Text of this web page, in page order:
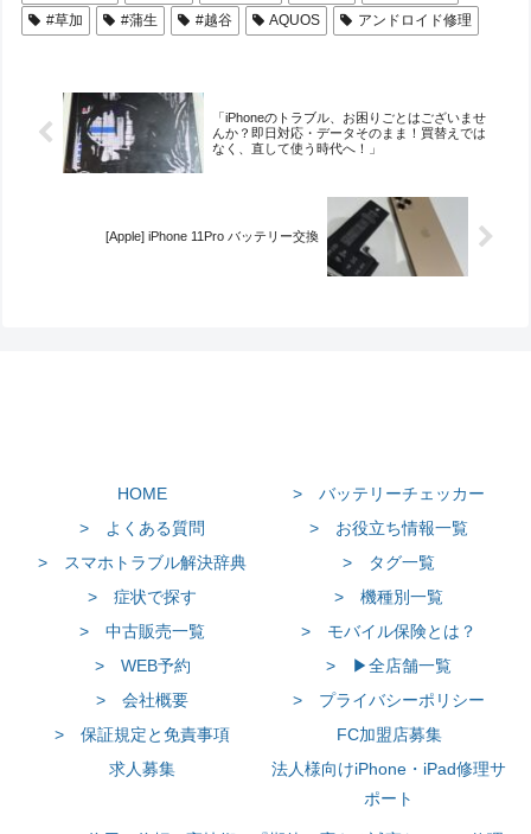
#草加
#蒲生 #越谷 AQUOS アンドロイド修理
「iPhoneのトラブル、お困りごとはございませ
んか？即日対応・データそのまま！買替えでは
なく、直して使う時代へ！」
[Apple] iPhone 11Pro バッテリー交換
HOME
> バッテリーチェッカー
> よくある質問
> お役立ち情報一覧
> スマホトラブル解決辞典
> タグ一覧
> 症状で探す
> 機種別一覧
> 中古販売一覧
> モバイル保険とは？
> WEB予約
> ▶全店舗一覧
> 会社概要
> プライバシーポリシー
> 保証規定と免責事項
FC加盟店募集
求人募集
法人様向けiPhone・iPad修理サ
ポート